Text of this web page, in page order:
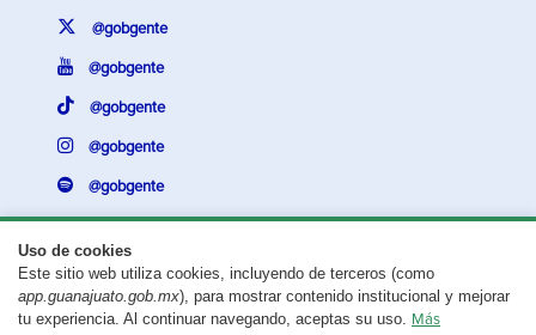
Uso de cookies
Este sitio web utiliza cookies, incluyendo de terceros (como
app.guanajuato.gob.mx), para mostrar contenido institucional y mejorar
tu experiencia. Al continuar navegando, aceptas su uso. Más
@gobgente
@gobgente
@gobgente
@gobgente
@gobgente
¿Existe algún problema con esta página?Repórtalo aquí.